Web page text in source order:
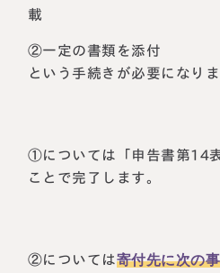
載
②一定の書類を添付
という手続きが必要になりま
①については「申告書第14
ことで完了します。
②については寄付先に次の